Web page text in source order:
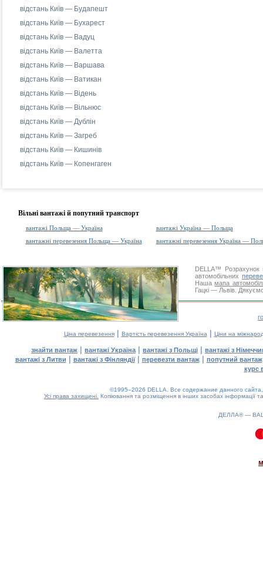
відстань Київ — Будапешт
відстань Київ — Бухарест
відстань Київ — Вадуц
відстань Київ — Валетта
відстань Київ — Варшава
відстань Київ — Ватикан
відстань Київ — Відень
відстань Київ — Вільнюс
відстань Київ — Дублін
відстань Київ — Загреб
відстань Київ — Кишинів
відстань Київ — Копенгаген
Вільні вантажі й попутний транспорт
вантажі Польща — Україна
вантажі Україна — Польща
вантажні перевезення Польща — Україна
вантажні перевезення Україна —
DELLA™
Розрахунок
автомобільних
Нашамапа
Гацкі — Львів.
Ціна перевезення| Вартість перевезення Україна | Ціни на
знайти вантаж | вантажі Україна | вантажі з Польщі | вантажі з
вантажі з Литви | вантажі з Фінляндії| перевезти вантаж| попутний вантаж
курс
©1995–2026 DELLA. Все содержание данного
Усі права захищені. Копіювання та розміщення в інших засобах інформації
ДЕЛЛА® —